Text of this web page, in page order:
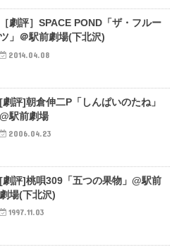
［劇評］SPACE POND「ザ・フルー
ツ」＠駅前劇場(下北沢)
2014.04.08
[劇評]朝倉伸二P「しんぱいのたね」
@駅前劇場
2006.04.23
[劇評]桃唄309「五つの果物」@駅前
劇場(下北沢)
1997.11.03